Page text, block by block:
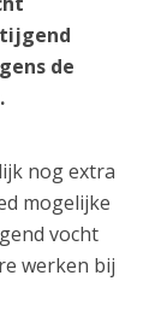
de
nog extra
mogelijke
vocht
werken bij